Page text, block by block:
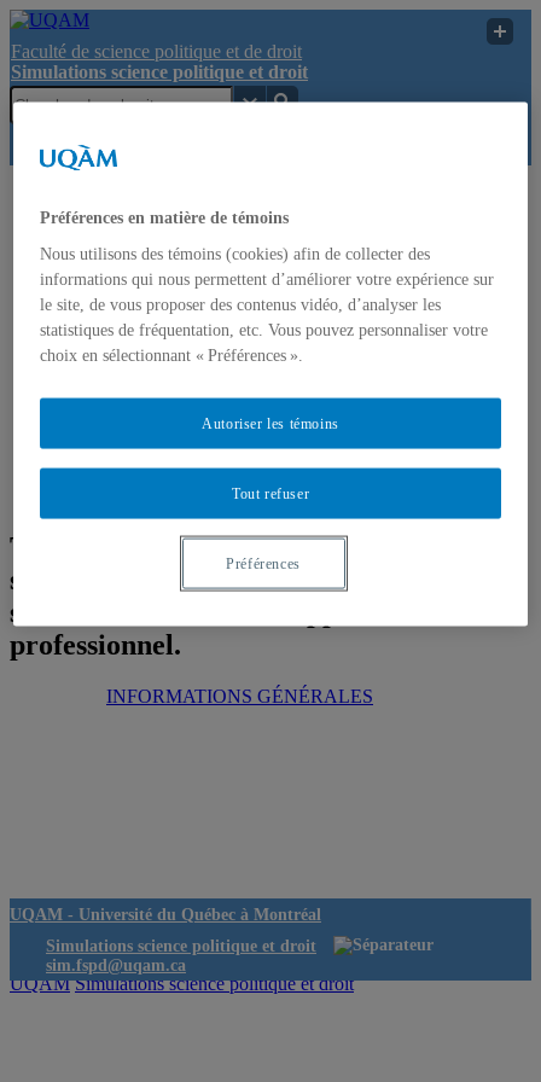
Faculté de science politique et de droit
Simulations science politique et droit
UQAM
science
politique et
droit
simulations se
trouvent désormais
sur le site du Centre
de développement
professionnel.
Toutes les informations sur les
simulations se trouvent désormais sur le site du Centre de
développement professionnel.
Toutes les informations sur les
simulations se trouvent désormais sur le
site du Centre de développement
professionnel.
INFORMATIONS GÉNÉRALES
UQAM - Université du Québec à Montréal
Simulations science politique et droit
sim.fspd@uqam.ca
UQAM Simulations science politique et droit
Préférences en matière de témoins
Nous utilisons des témoins (cookies) afin de collecter des
informations qui nous permettent d’améliorer votre expérience sur
le site, de vous proposer des contenus vidéo, d’analyser les
statistiques de fréquentation, etc. Vous pouvez personnaliser votre
choix en sélectionnant « Préférences ».
Tout refuser
Autoriser les témoins
Préférences